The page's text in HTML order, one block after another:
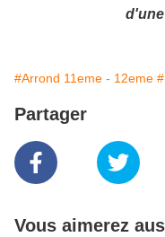
#Arrond 11eme - 12eme
Partager
Vous aimerez